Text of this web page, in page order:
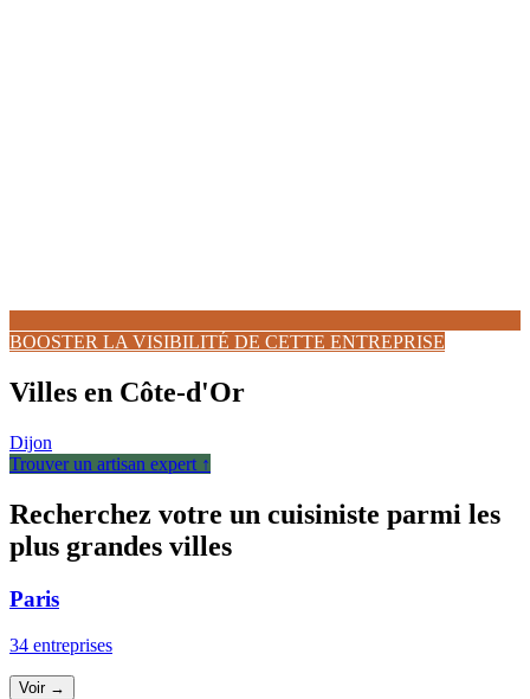
BOOSTER LA VISIBILITÉ DE CETTE ENTREPRISE
Villes en Côte-d'Or
Dijon
Trouver un artisan expert ↑
Recherchez votre un cuisiniste parmi les
plus grandes villes
Paris
34 entreprises
Voir →